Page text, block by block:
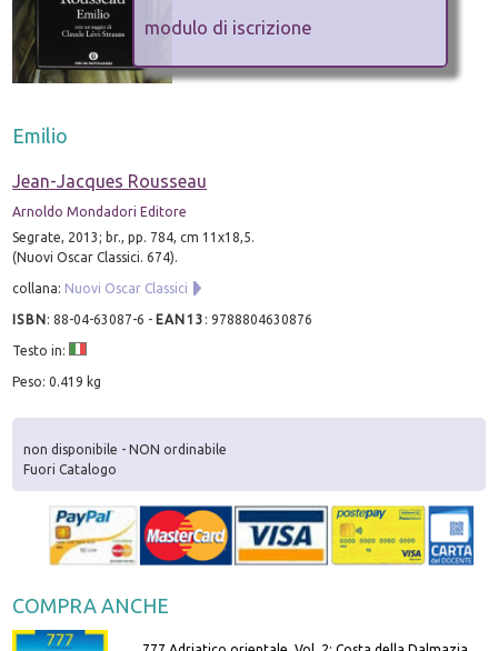
Emilio
Jean-Jacques Rousseau
Arnoldo Mondadori Editore
Segrate, 2013; br., pp. 784, cm 11x18,5.
(Nuovi Oscar Classici. 674).
collana: Nuovi Oscar Classici
ISBN:88-04-63087-6 - EAN13 :9788804630876
Testo in:
Peso: 0.419 kg
non disponibile - NON ordinabile
Fuori Catalogo
COMPRA ANCHE
modulo di iscrizione